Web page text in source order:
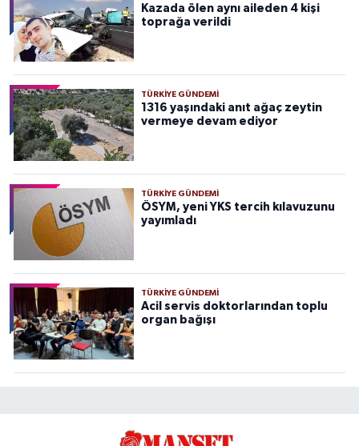
Kazada ölen aynı aileden 4 kişi
toprağa verildi
TÜRKIYE GÜNDEMI
1316 yaşındaki anıt ağaç zeytin
vermeye devam ediyor
TÜRKIYE GÜNDEMI
ÖSYM, yeni YKS tercih kılavuzunu
yayımladı
TÜRKIYE GÜNDEMI
Acil servis doktorlarından toplu
organ bağışı